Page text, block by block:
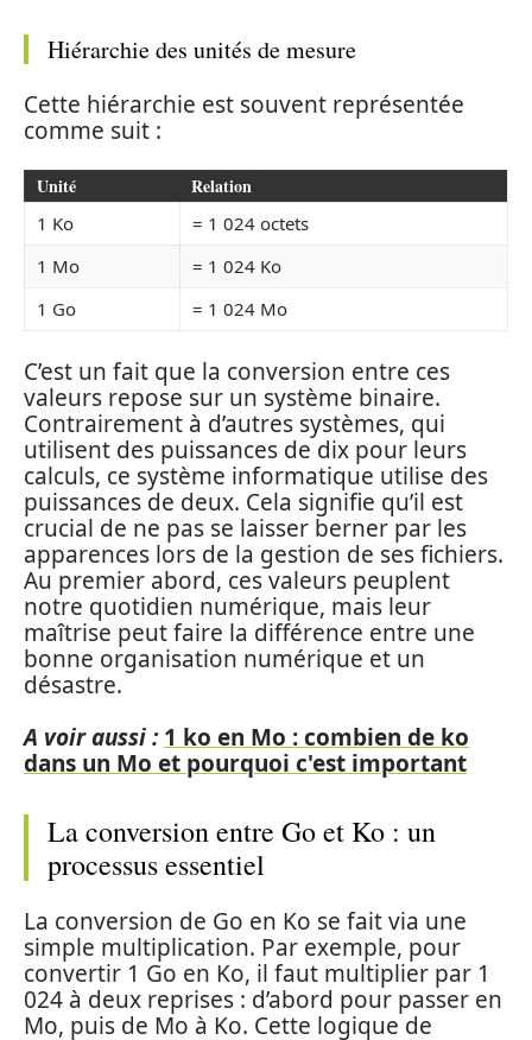
Hiérarchie des unités de mesure
Cette hiérarchie est souvent représentée
comme suit :
Unité Relation
1 Ko
= 1 024 octets
1 Mo
= 1 024 Ko
1 Go
= 1 024 Mo
C’est un fait que la conversion entre ces
valeurs repose sur un système binaire.
Contrairement à d’autres systèmes, qui
utilisent des puissances de dix pour leurs
calculs, ce système informatique utilise des
puissances de deux. Cela signifie qu’il est
crucial de ne pas se laisser berner par les
apparences lors de la gestion de ses fichiers.
Au premier abord, ces valeurs peuplent
notre quotidien numérique, mais leur
maîtrise peut faire la différence entre une
bonne organisation numérique et un
désastre.
A voir aussi : 1 ko en Mo : combien de ko
dans un Mo et pourquoi c'est important
La conversion entre Go et Ko : un
processus essentiel
La conversion de Go en Ko se fait via une
simple multiplication. Par exemple, pour
convertir 1 Go en Ko, il faut multiplier par 1
024 à deux reprises : d’abord pour passer en
Mo, puis de Mo à Ko. Cette logique de